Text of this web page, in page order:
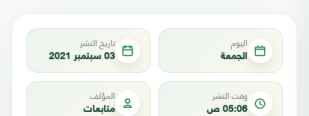
اليوم
الجمعة
تاريخ النشر
03 سبتمبر 2021
وقت النشر
05:06 ص
المؤلف
متابعات